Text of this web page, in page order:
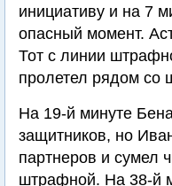
инициативу и на 7
опасный момент.
Тот с линии
пролетел рядом со
На 19-й минуте
защитников, но
партнеров и сумел
штрафной. На 38-й